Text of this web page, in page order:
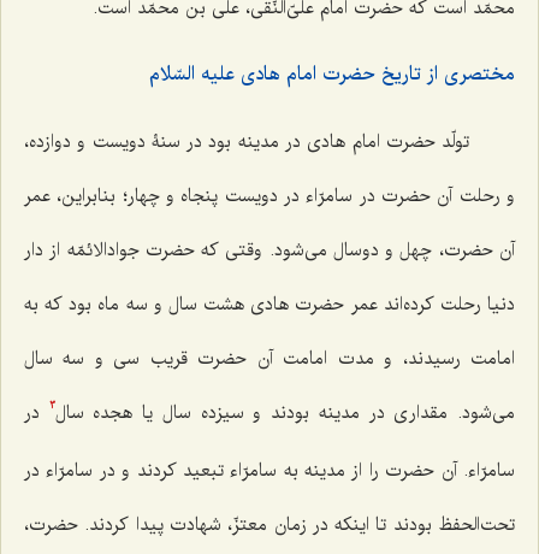
محمّد است که حضرت امام علیّ‌النَّقی، علی بن محمّد است.
مختصری از تاریخ حضرت امام هادی علیه السّلام
تولّد حضرت امام هادی در مدینه بود در سنۀ دویست و دوازده،
و رحلت آن حضرت در سامرّاء در دویست پنجاه و چهار؛ بنابراین، عمر
آن حضرت، چهل و دوسال می‌شود. وقتی که حضرت جوادالائمّه از دار
دنیا رحلت کرده‌اند عمر حضرت هادی هشت سال و سه ماه بود که به
امامت رسیدند، و مدت امامت آن حضرت قریب سی و سه سال
می‌شود. مقداری در مدینه بودند و سیزده سال یا هجده سال3
در
سامرّاء. آن حضرت را از مدینه به سامرّاء تبعید کردند و در سامرّاء در
تحت‌الحفظ بودند تا اینکه در زمان معتزّ، شهادت پیدا کردند. حضرت،